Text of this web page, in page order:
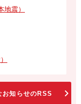
震）
お知らせのRSS